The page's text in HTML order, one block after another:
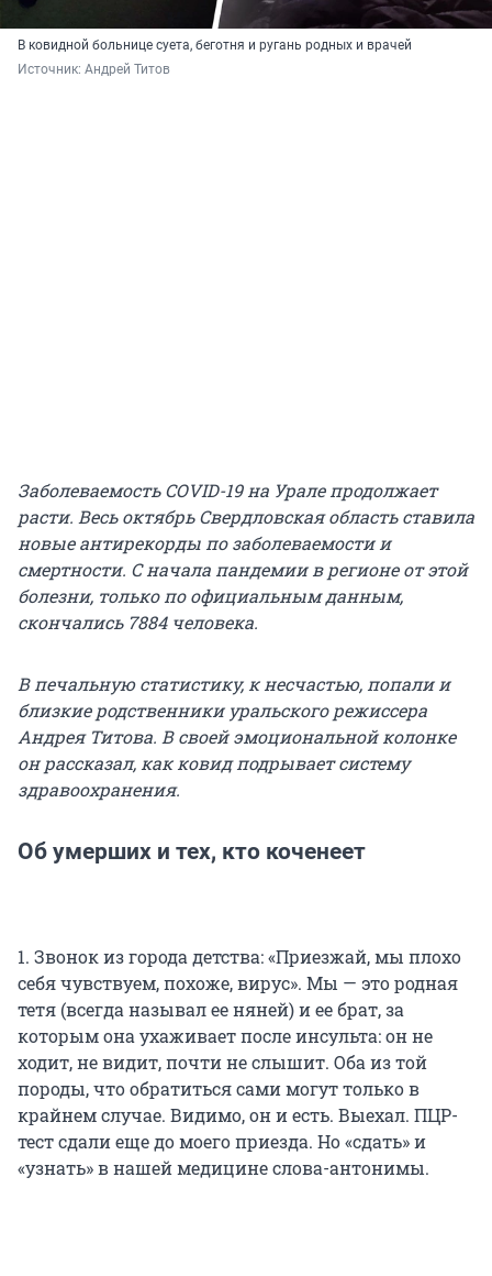
В ковидной больнице суета, беготня и ругань родных и врачей
Источник: Андрей Титов
Заболеваемость COVID-19 на Урале продолжает
расти. Весь октябрь Свердловская область ставила
новые антирекорды по заболеваемости и
смертности. С начала пандемии в регионе от этой
болезни, только по официальным данным,
скончались 7884 человека.
В печальную статистику, к несчастью, попали и
близкие родственники уральского режиссера
Андрея Титова. В своей эмоциональной колонке
он рассказал, как ковид подрывает систему
здравоохранения.
Об умерших и тех, кто коченеет
1. Звонок из города детства: «Приезжай, мы плохо
себя чувствуем, похоже, вирус». Мы — это родная
тетя (всегда называл ее няней) и ее брат, за
которым она ухаживает после инсульта: он не
ходит, не видит, почти не слышит. Оба из той
породы, что обратиться сами могут только в
крайнем случае. Видимо, он и есть. Выехал. ПЦР-
тест сдали еще до моего приезда. Но «сдать» и
«узнать» в нашей медицине слова-антонимы.